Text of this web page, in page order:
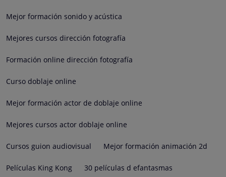
Mejor formación sonido y acústica
Mejores cursos dirección fotografía
Formación online dirección fotografía
Curso doblaje online
Mejor formación actor de doblaje online
Mejores cursos actor doblaje online
Cursos guion audiovisual Mejor formación animación 2d
Películas King Kong 30 películas d efantasmas